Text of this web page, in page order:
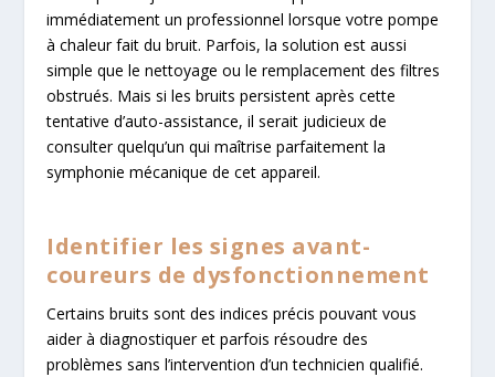
immédiatement un professionnel lorsque votre pompe
à chaleur fait du bruit. Parfois, la solution est aussi
simple que le nettoyage ou le remplacement des filtres
obstrués. Mais si les bruits persistent après cette
tentative d’auto-assistance, il serait judicieux de
consulter quelqu’un qui maîtrise parfaitement la
symphonie mécanique de cet appareil.
Identifier les signes avant-
coureurs de dysfonctionnement
Certains bruits sont des indices précis pouvant vous
aider à diagnostiquer et parfois résoudre des
problèmes sans l’intervention d’un technicien qualifié.